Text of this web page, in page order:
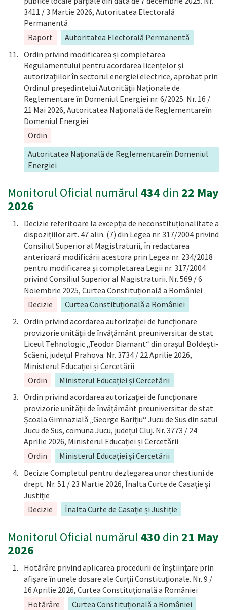
3411 / 3 Martie 2026, Autoritatea Electorală
Permanentă
Raport
Autoritatea Electorală Permanentă
Ordin privind modificarea și completarea
Regulamentului pentru acordarea licențelor și
autorizațiilor în sectorul energiei electrice, aprobat prin
Ordinul președintelui Autorității Naționale de
Reglementare în Domeniul Energiei nr. 6/2025. Nr. 16 /
21 Mai 2026, Autoritatea Națională de Reglementareîn
Domeniul Energiei
Ordin
Autoritatea Națională de Reglementareîn Domeniul
Energiei
Monitorul Oficial numărul434din 22 May
2026
Decizie referitoare la excepția de neconstituționalitate a
dispozițiilor art. 47 alin. (7) din Legea nr. 317/2004 privind
Consiliul Superior al Magistraturii, în redactarea
anterioară modificării acestora prin Legea nr. 234/2018
pentru modificarea și completarea Legii nr. 317/2004
privind Consiliul Superior al Magistraturii. Nr. 569 / 6
Noiembrie 2025, Curtea Constituțională a României
Decizie
Curtea Constituțională a României
Ordin privind acordarea autorizației de funcționare
provizorie unității de învățământ preuniversitar de stat
Liceul Tehnologic „Teodor Diamant“ din orașul Boldești-
Scăeni, județul Prahova. Nr. 3734 / 22 Aprilie 2026,
Ministerul Educației și Cercetării
Ordin
Ministerul Educației și Cercetării
Ordin privind acordarea autorizației de funcționare
provizorie unității de învățământ preuniversitar de stat
Școala Gimnazială „George Barițiu“ Jucu de Sus din satul
Jucu de Sus, comuna Jucu, județul Cluj. Nr. 3773 / 24
Aprilie 2026, Ministerul Educației și Cercetării
Ordin
Ministerul Educației și Cercetării
Decizie Completul pentru dezlegarea unor chestiuni de
drept. Nr. 51 / 23 Martie 2026, Înalta Curte de Casație și
Justiție
Decizie
Înalta Curte de Casație și Justiție
Monitorul Oficial numărul430 din 21 May
2026
Hotărâre privind aplicarea procedurii de înștiințare prin
afișare în unele dosare ale Curții Constituționale. Nr. 9 /
16 Aprilie 2026, Curtea Constituțională a României
Hotărâre
Curtea Constituțională a României